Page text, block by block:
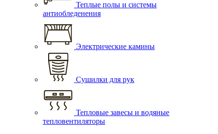
Теплые полы и системы
антиобледенения
Электрические камины
Сушилки для рук
Тепловые завесы и водяные
тепловентиляторы